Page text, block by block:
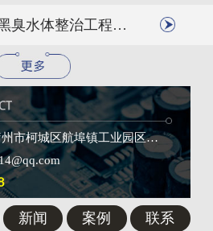
沙坪坝区黑臭水体整治工程初见成效
城区航埠镇工业园区刘山一路4号
新闻 案例 联系